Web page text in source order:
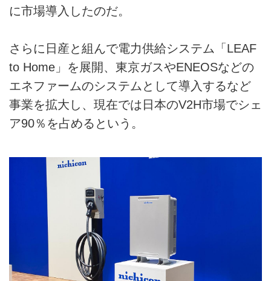
に市場導入したのだ。
さらに日産と組んで電力供給システム「LEAF
to Home」を展開、東京ガスやENEOSなどの
エネファームのシステムとして導入するなど
事業を拡大し、現在では日本のV2H市場でシェ
ア90％を占めるという。